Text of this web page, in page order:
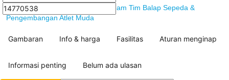
ABUTOTO : MBH Bank Cycling Team Tim Balap Sepeda &
Pengembangan Atlet Muda
Gambaran Info & harga Fasilitas Aturan menginap
Informasi penting Belum ada ulasan